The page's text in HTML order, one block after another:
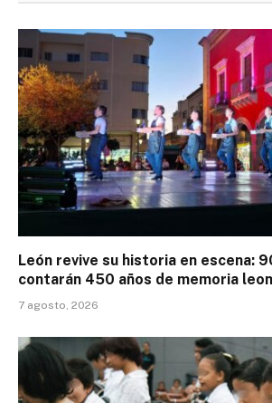
León revive su historia en escena:
contarán 450 años de memoria
7 agosto, 2026